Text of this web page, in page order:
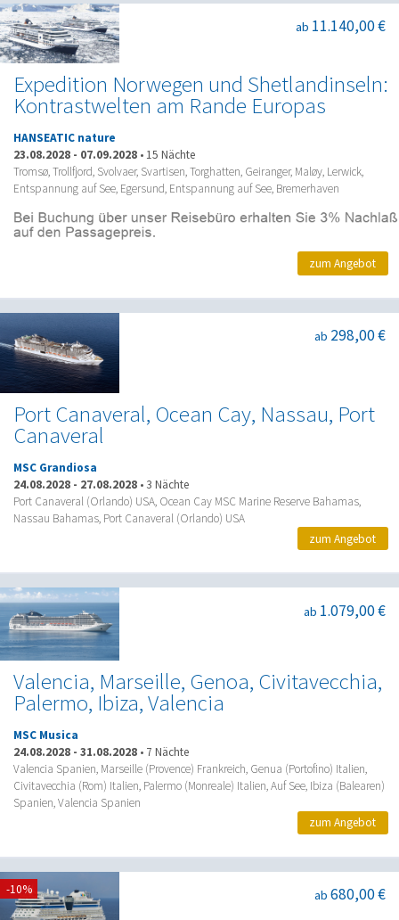
Expedition Norwegen und Shetlandinseln:
Kontrastwelten am Rande Europas
ab 11.140,00 €
HANSEATIC nature
23.08.2028 - 07.09.2028 • 15 Nächte
Tromsø, Trollfjord, Svolvaer, Svartisen, Torghatten, Geiranger, Maløy, Lerwick,
Entspannung auf See, Egersund, Entspannung auf See, Bremerhaven
zum Angebot
Port Canaveral, Ocean Cay, Nassau, Port
Canaveral
ab 298,00 €
MSC Grandiosa
24.08.2028 - 27.08.2028 • 3 Nächte
Port Canaveral (Orlando) USA, Ocean Cay MSC Marine Reserve Bahamas,
Nassau Bahamas, Port Canaveral (Orlando) USA
zum Angebot
Valencia, Marseille, Genoa, Civitavecchia,
Palermo, Ibiza, Valencia
ab 1.079,00 €
MSC Musica
24.08.2028 - 31.08.2028 • 7 Nächte
Valencia Spanien, Marseille (Provence) Frankreich, Genua (Portofino) Italien,
Civitavecchia (Rom) Italien, Palermo (Monreale) Italien, Auf See, Ibiza (Balearen)
Spanien, Valencia Spanien
zum Angebot
ab 680,00 €
-10%